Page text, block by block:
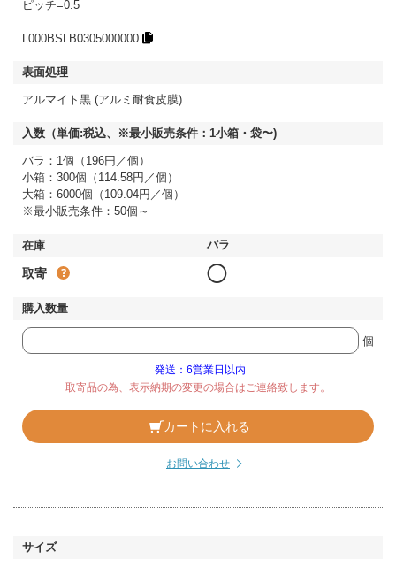
ピッチ=0.5
L000BSLB0305000000
アルマイト黒 (アルミ耐食皮膜)
バラ：1個（196円／個）
小箱：300個（114.58円／個）
大箱：6000個（109.04円／個）
※最小販売条件：50個～
取寄 ◯
個
発送：6営業日以内
取寄品の為、表示納期の変更の場合はご連絡致します。
カートに入れる
お問い合わせ